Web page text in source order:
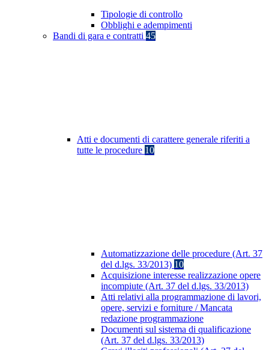
Tipologie di controllo
Obblighi e adempimenti
Bandi di gara e contratti 45
Atti e documenti di carattere generale riferiti a
tutte le procedure 10
Automatizzazione delle procedure (Art. 37
del d.lgs. 33/2013) 10
Acquisizione interesse realizzazione opere
incompiute (Art. 37 del d.lgs. 33/2013)
Atti relativi alla programmazione di lavori,
opere, servizi e forniture / Mancata
redazione programmazione
Documenti sul sistema di qualificazione
(Art. 37 del d.lgs. 33/2013)